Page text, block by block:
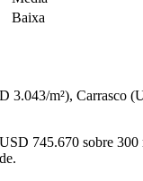
Baixa
m²),
745.670 sobre